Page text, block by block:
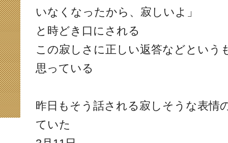
いなくなったから、寂しいよ」
と時どき口にされる
この寂しさに正しい返答などという
思っている
昨日もそう話される寂しそうな表情
ていた